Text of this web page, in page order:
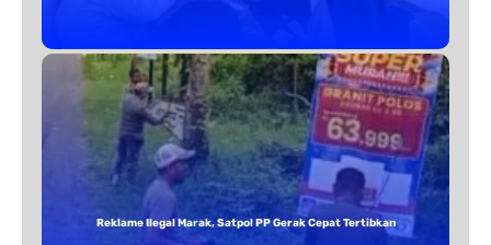
Reklame Ilegal Marak, Satpol PP Gerak Cepat Tertibkan